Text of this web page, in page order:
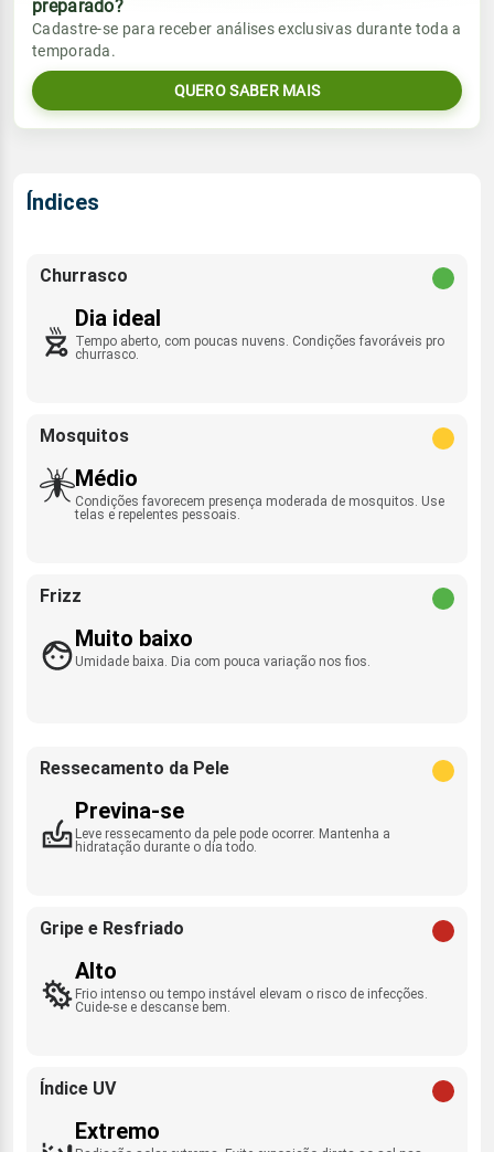
Umidade do ar
22%51%
Rajada de vento
Sol
06:34h às 17:57h
Lua
Chuva
0.0mm
Umidade do ar
Vento
E - 10km/h
Rajada de vento
Sol
preparado?
Cadastre-se para receber análises exclusivas durante toda a
temporada.
QUERO SABER MAIS
Índices
Churrasco
Dia ideal
Tempo aberto, com poucas nuvens. Condições favoráveis pro
churrasco.
Mosquitos
Médio
Condições favorecem presença moderada de mosquitos. Use
telas e repelentes pessoais.
Frizz
Muito baixo
Umidade baixa. Dia com pouca variação nos fios.
Ressecamento da Pele
Previna-se
Leve ressecamento da pele pode ocorrer. Mantenha a
hidratação durante o dia todo.
Gripe e Resfriado
Alto
Frio intenso ou tempo instável elevam o risco de infecções.
Cuide-se e descanse bem.
Índice UV
Extremo